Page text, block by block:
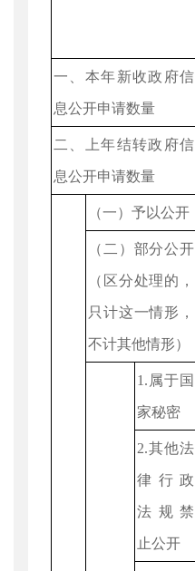
一、本年新收政府信
息公开申请数量
二、上年结转政府信
息公开申请数量
（一）予以公开
（二）部分公开
（区分处理的，
只计这一情形，
不计其他情形）
1.属于国
家秘密
2.其他法
律行政
法规禁
止公开